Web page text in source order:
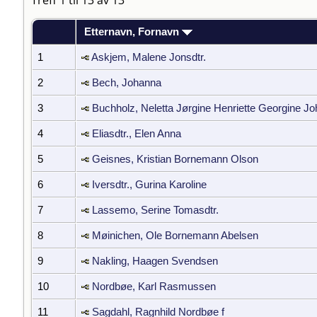
Etternavn, Fornavn
1 Askjem, Malene Jonsdtr.
2 Bech, Johanna
3 Buchholz, Neletta Jørgine Henriette Georgine
4 Eliasdtr., Elen Anna
5 Geisnes, Kristian Bornemann Olson
6 Iversdtr., Gurina Karoline
7 Lassemo, Serine Tomasdtr.
8 Møinichen, Ole Bornemann Abelsen
9 Nakling, Haagen Svendsen
10 Nordbøe, Karl Rasmussen
11 Sagdahl, Ragnhild Nordbøe f